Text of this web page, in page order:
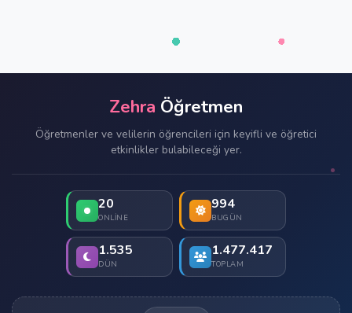
Zehra Öğretmen
Öğretmenler ve velilerin öğrencileri için keyifli ve öğretici
etkinlikler bulabileceği yer.
20
ONLINE
994
BUGÜN
1.535
DÜN
1.477.417
TOPLAM